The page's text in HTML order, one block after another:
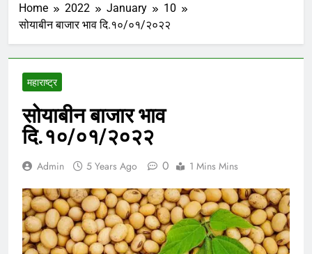
Home 2022 January
10
सोयाबीन बाजार भाव दि.१०/०१/२०२२
महाराष्ट्र
सोयाबीन बाजार भाव
दि.१०/०१/२०२२
Admin 5 Years Ago 0 1 Mins Mins